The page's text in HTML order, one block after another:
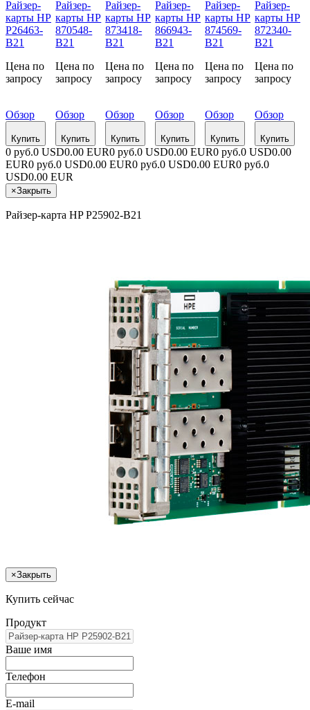
Райзер-
карты HP
P26463-
B21
Цена по
запросу
Обзор
Купить
Райзер-
карты HP
870548-
B21
Цена по
запросу
Обзор
Купить
Райзер-
карты HP
873418-
B21
Цена по
запросу
Обзор
Купить
Райзер-
карты HP
866943-
B21
Цена по
запросу
Обзор
Купить
Райзер-
карты HP
874569-
B21
Цена по
запросу
Обзор
Купить
Райзер-
карты HP
872340-
B21
Цена по
запросу
Обзор
Купить
0 руб.0 USD0.00 EUR0 руб.0 USD0.00 EUR0 руб.0 USD0.00
EUR0 руб.0 USD0.00 EUR0 руб.0 USD0.00 EUR0 руб.0
USD0.00 EUR
×Закрыть
Райзер-карта HP P25902-B21
×Закрыть
Купить сейчас
Продукт
Ваше имя
Телефон
E-mail